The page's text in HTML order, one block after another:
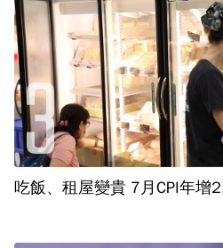
吃飯、租屋變貴 7月CPI年增